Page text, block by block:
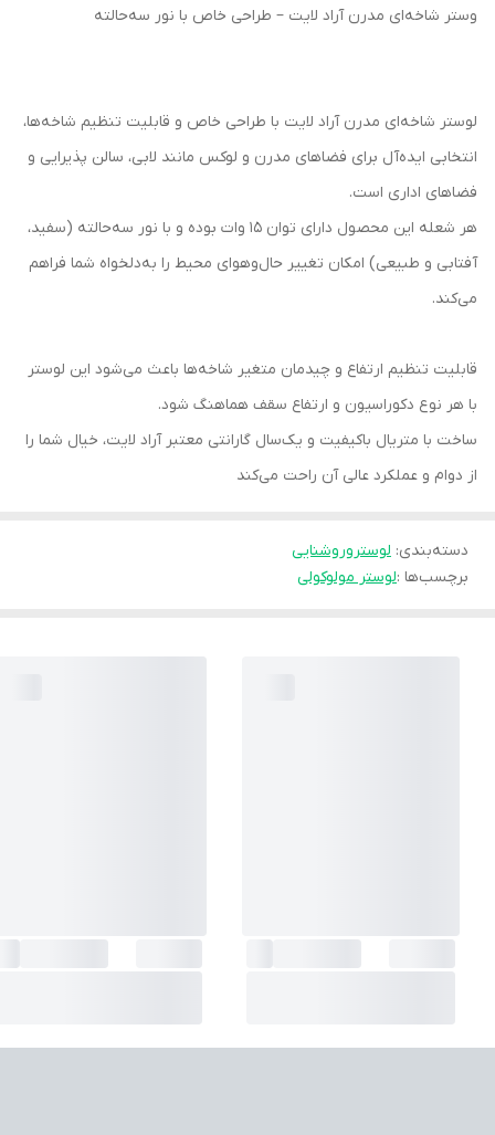
وستر شاخه‌ای مدرن آراد لایت – طراحی خاص با نور سه‌حالته
لوستر شاخه‌ای مدرن آراد لایت با طراحی خاص و قابلیت تنظیم شاخه‌ها،
انتخابی ایده‌آل برای فضاهای مدرن و لوکس مانند لابی، سالن پذیرایی و
فضاهای اداری است.
هر شعله این محصول دارای توان ۱۵ وات بوده و با نور سه‌حالته (سفید،
آفتابی و طبیعی) امکان تغییر حال‌وهوای محیط را به‌دلخواه شما فراهم
می‌کند.
قابلیت تنظیم ارتفاع و چیدمان متغیر شاخه‌ها باعث می‌شود این لوستر
با هر نوع دکوراسیون و ارتفاع سقف هماهنگ شود.
ساخت با متریال باکیفیت و یک‌سال گارانتی معتبر آراد لایت، خیال شما را
از دوام و عملکرد عالی آن راحت می‌کند
دسته‌بندی: لوستروروشنایی
برچسب‌ها :لوستر مولوکولی